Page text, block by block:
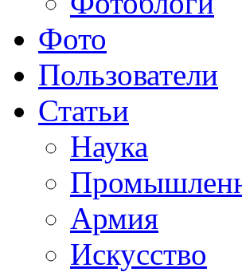
Фото
Пользователи
Статьи
Наука
Армия
Искусство